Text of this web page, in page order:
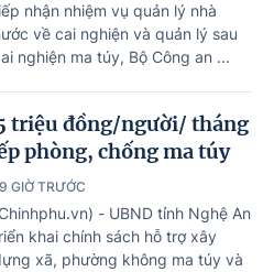
nhận nhiệm vụ quản lý nhà
về cai nghiện và quản lý sau
nghiện ma túy, Bộ Công an ...
triệu đồng/người/ tháng
phòng, chống ma túy
GIỜ TRƯỚC
- UBND tỉnh Nghệ An
khai chính sách hỗ trợ xây
xã, phường không ma túy và